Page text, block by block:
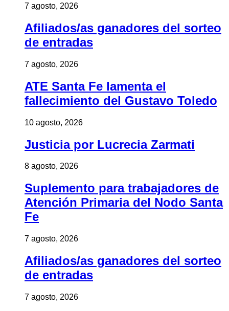
7 agosto, 2026
Afiliados/as ganadores del sorteo
de entradas
7 agosto, 2026
ATE Santa Fe lamenta el
fallecimiento del Gustavo Toledo
10 agosto, 2026
Justicia por Lucrecia Zarmati
8 agosto, 2026
Suplemento para trabajadores de
Atención Primaria del Nodo Santa
Fe
7 agosto, 2026
Afiliados/as ganadores del sorteo
de entradas
7 agosto, 2026